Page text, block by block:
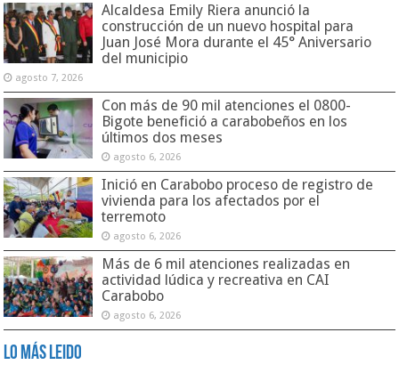
Alcaldesa Emily Riera anunció la
construcción de un nuevo hospital para
Juan José Mora durante el 45° Aniversario
del municipio
agosto 7, 2026
Con más de 90 mil atenciones el 0800-
Bigote benefició a carabobeños en los
últimos dos meses
agosto 6, 2026
Inició en Carabobo proceso de registro de
vivienda para los afectados por el
terremoto
agosto 6, 2026
Más de 6 mil atenciones realizadas en
actividad lúdica y recreativa en CAI
Carabobo
agosto 6, 2026
Lo Más Leido